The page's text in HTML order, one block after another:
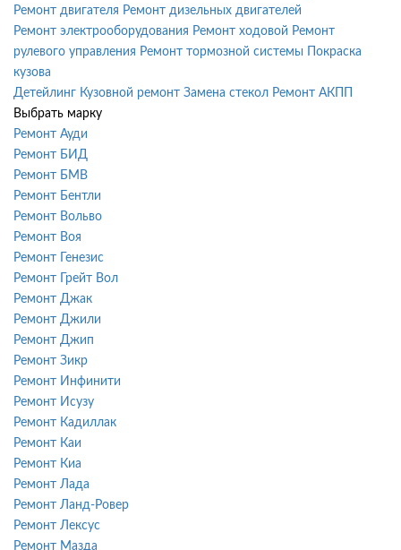
Ремонт двигателя Ремонт дизельных двигателей
Ремонт электрооборудования Ремонт ходовой Ремонт
рулевого управления Ремонт тормозной системы
Покраска
кузова
Детейлинг Кузовной ремонт Замена стекол Ремонт АКПП
Выбрать марку
Ремонт Ауди
Ремонт БИД
Ремонт БМВ
Ремонт Бентли
Ремонт Вольво
Ремонт Воя
Ремонт Генезис
Ремонт Грейт Вол
Ремонт Джак
Ремонт Джили
Ремонт Джип
Ремонт Зикр
Ремонт Инфинити
Ремонт Исузу
Ремонт Кадиллак
Ремонт Каи
Ремонт Киа
Ремонт Лада
Ремонт Ланд-Ровер
Ремонт Лексус
Ремонт Мазда